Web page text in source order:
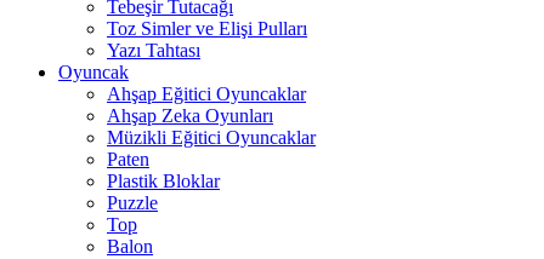
Tebeşir Tutacağı
Toz Simler ve Elişi Pulları
Yazı Tahtası
Oyuncak
Ahşap Eğitici Oyuncaklar
Ahşap Zeka Oyunları
Müzikli Eğitici Oyuncaklar
Paten
Plastik Bloklar
Puzzle
Top
Balon